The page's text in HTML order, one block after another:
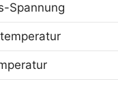
Spannung